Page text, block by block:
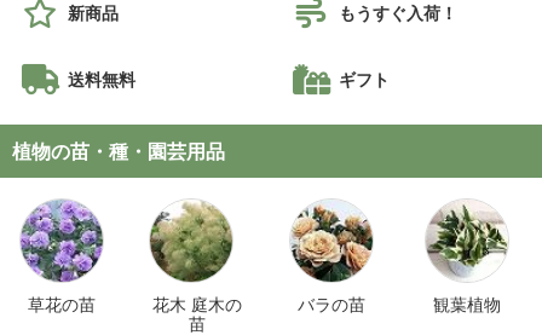
新商品 もうすぐ入荷！
送料無料 ギフト
植物の苗・種・園芸用品
草花の苗
花木 庭木の
苗
バラの苗 観葉植物